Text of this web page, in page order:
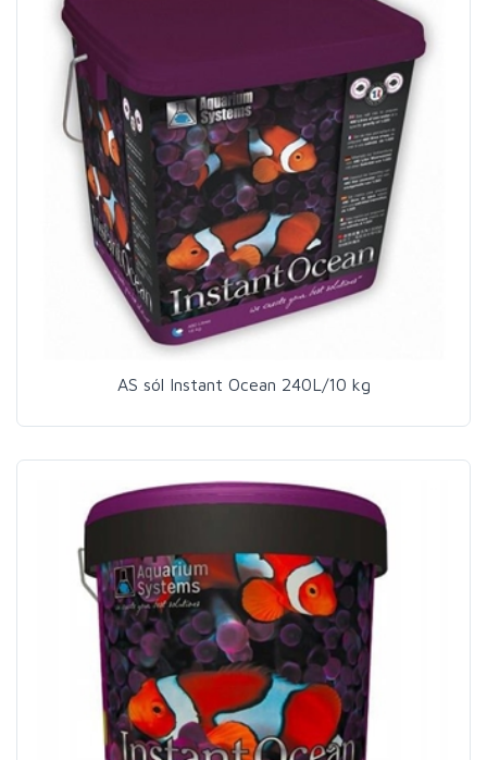
AS sól Instant Ocean 240L/10 kg